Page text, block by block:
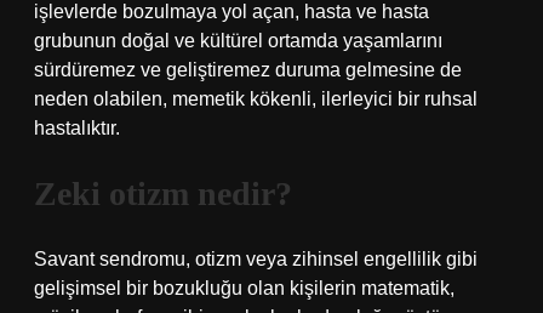
işlevlerde bozulmaya yol açan, hasta ve hasta
grubunun doğal ve kültürel ortamda yaşamlarını
sürdüremez ve geliştiremez duruma gelmesine de
neden olabilen, memetik kökenli, ilerleyici bir ruhsal
hastalıktır.
Zeki otizm nedir?
Savant sendromu, otizm veya zihinsel engellilik gibi
gelişimsel bir bozukluğu olan kişilerin matematik,